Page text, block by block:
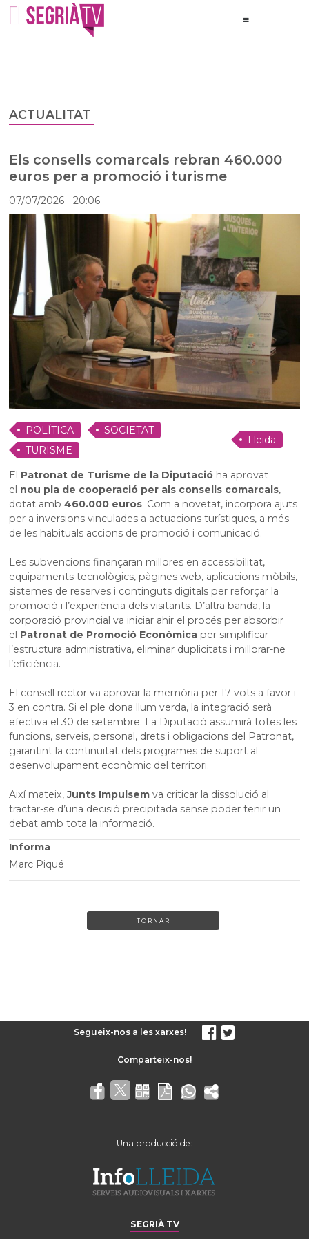
ACTUALITAT
Els consells comarcals rebran 460.000
euros per a promoció i turisme
07/07/2026- 20:06
POLÍTICA
SOCIETAT
TURISME
Lleida
El Patronat de Turisme de la Diputació ha aprovat
el nou pla de cooperació per als consells comarcals,
dotat amb460.000 euros. Com a novetat, incorpora ajuts
per a inversions vinculades a actuacions turístiques, a més
de les habituals accions de promoció i comunicació.
Les subvencions finançaran millores en accessibilitat,
equipaments tecnològics, pàgines web, aplicacions mòbils,
sistemes de reserves i continguts digitals per reforçar la
promoció i l’experiència dels visitants. D’altra banda, la
corporació provincial va iniciar ahir el procés per absorbir
el Patronat de Promoció Econòmica per simplificar
l’estructura administrativa, eliminar duplicitats i millorar-ne
l’eficiència.
El consell rector va aprovar la memòria per 17 vots a favor i
3 en contra. Si el ple dona llum verda, la integració serà
efectiva el 30 de setembre. La Diputació assumirà totes les
funcions, serveis, personal, drets i obligacions del Patronat,
garantint la continuïtat dels programes de suport al
desenvolupament econòmic del territori.
Així mateix,Junts Impulsem va criticar la dissolució al
tractar-se d’una decisió precipitada sense poder tenir un
debat amb tota la informació.
Informa
Marc Piqué
TORNAR
Segueix-nos a les xarxes!
Una producció de:
SEGRIÀ TV